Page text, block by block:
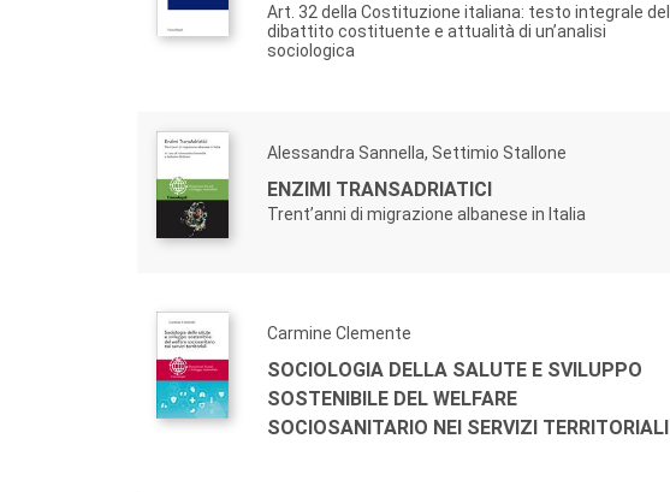
Art. 32 della Costituzione italiana: testo integrale del
dibattito costituente e attualità di un’analisi
sociologica
Alessandra Sannella, Settimio Stallone
ENZIMI TRANSADRIATICI
Trent’anni di migrazione albanese in Italia
Carmine Clemente
SOCIOLOGIA DELLA SALUTE E SVILUPPO
SOSTENIBILE DEL WELFARE
SOCIOSANITARIO NEI SERVIZI TERRITORIALI